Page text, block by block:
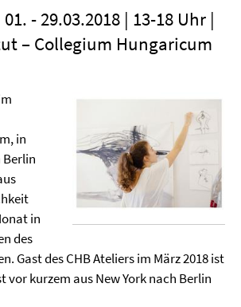
- 29.03.2018 | 13-18 Uhr |
– Collegium Hungaricum
in
Berlin
in
des
Gast des CHB Ateliers im März 2018 ist
vor kurzem aus New York nach Berlin